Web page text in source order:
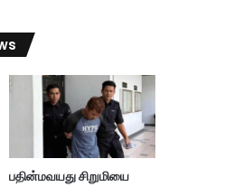
பதின்மவயது சிறுமியை